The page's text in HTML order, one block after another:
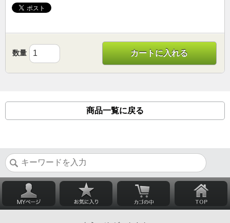
数量 カートに入れる
商品一覧に戻る